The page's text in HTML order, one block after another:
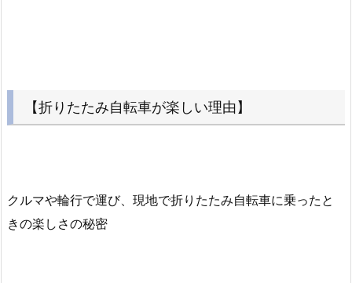
【折りたたみ自転車が楽しい理由】
クルマや輪行で運び、現地で折りたたみ自転車に乗ったと
きの楽しさの秘密